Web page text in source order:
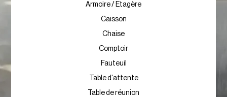
Armoire / Etagère
Caisson
Chaise
Comptoir
Fauteuil
Table d'attente
Table de réunion